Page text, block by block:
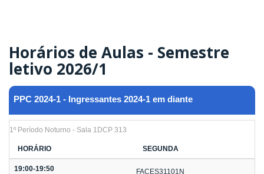
Horários de Aulas - Semestre
letivo 2026/1
PPC 2024-1 - Ingressantes 2024-1 em diante
1º Período Noturno - Sala 1DCP 313
HORÁRIO SEGUNDA
19:00-19:50
FACES31101N